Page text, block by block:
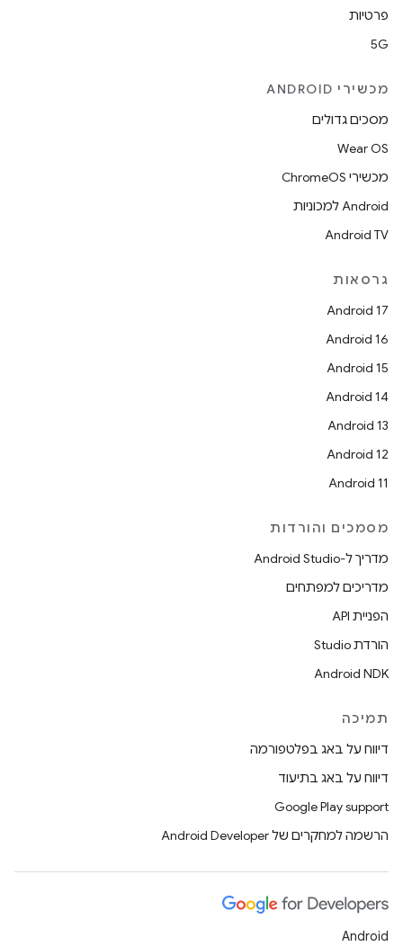
פרטיות
5G
מכשירי ANDROID
מסכים גדולים
Wear OS
מכשירי ChromeOS
Android למכוניות
Android TV
גרסאות
Android 17
Android 16
Android 15
Android 14
Android 13
Android 12
Android 11
מסמכים והורדות
מדריך ל-Android Studio
מדריכים למפתחים
הפניית API
הורדת Studio
Android NDK
תמיכה
דיווח על באג בפלטפורמה
דיווח על באג בתיעוד
Google Play support
הרשמה למחקרים של Android Developer
Android